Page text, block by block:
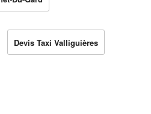
Devis Taxi Valliguières